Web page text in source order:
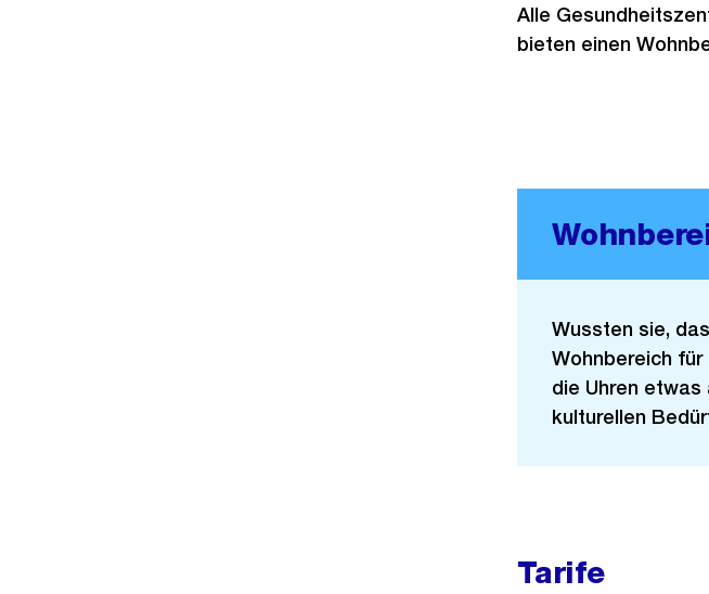
Alle
bieten einen
Wussten sie,
Wohnbereich
die Uhren
kulturellen
Tarife